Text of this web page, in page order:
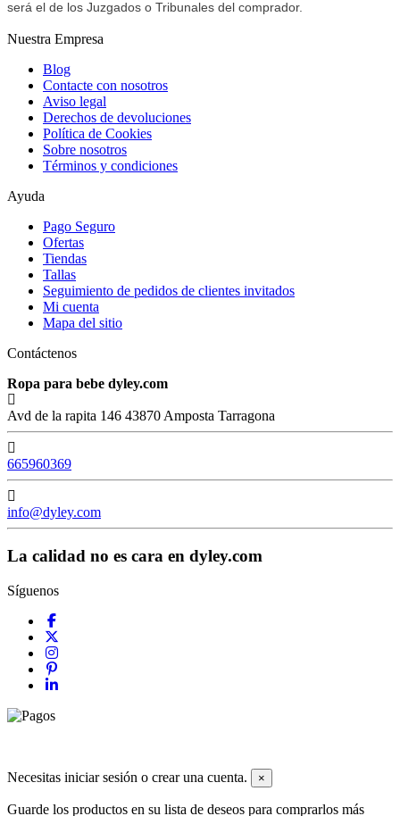
será el de los Juzgados o Tribunales del comprador.
Nuestra Empresa
Blog
Contacte con nosotros
Aviso legal
Derechos de devoluciones
Política de Cookies
Sobre nosotros
Términos y condiciones
Ayuda
Pago Seguro
Ofertas
Tiendas
Tallas
Seguimiento de pedidos de clientes invitados
Mi cuenta
Mapa del sitio
Contáctenos
Ropa para bebe dyley.com
Avd de la rapita 146 43870 Amposta Tarragona
665960369
info@dyley.com
La calidad no es cara en dyley.com
Síguenos
Necesitas iniciar sesión o crear una cuenta. ×
Guarde los productos en su lista de deseos para comprarlos más